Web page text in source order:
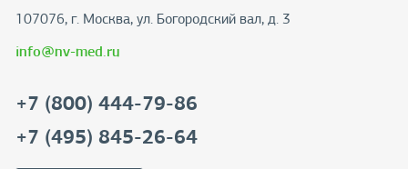
107076, г. Москва, ул. Богородский вал, д. 3
info@nv-med.ru
+7 (800) 444-79-86
+7 (495) 845-26-64